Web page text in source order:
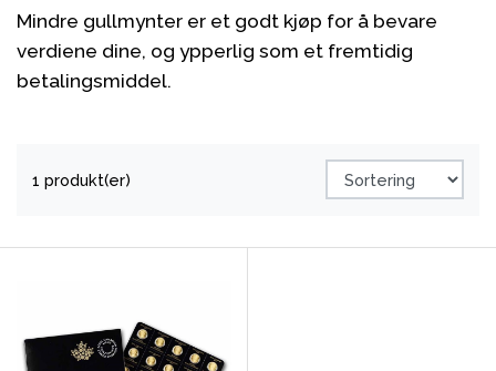
Mindre gullmynter er et godt kjøp for å bevare
verdiene dine, og ypperlig som et fremtidig
betalingsmiddel.
1 produkt(er)